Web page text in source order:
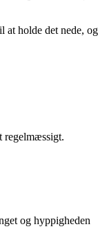
at holde det nede, og
regelmæssigt.
og hyppigheden